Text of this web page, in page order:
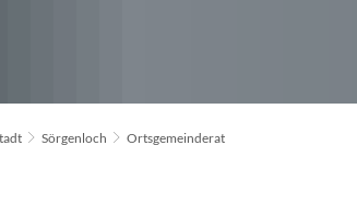
Sörgenloch Ortsgemeinderat